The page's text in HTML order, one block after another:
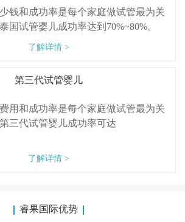
钱和成功率是每个家庭做试管最为关
国试管婴儿成功率达到70%~80%。
了解详情 >
第三代试管婴儿
用和成功率是每个家庭做试管最为关
三代试管婴儿成功率可达
了解详情 >
睿果国际优势